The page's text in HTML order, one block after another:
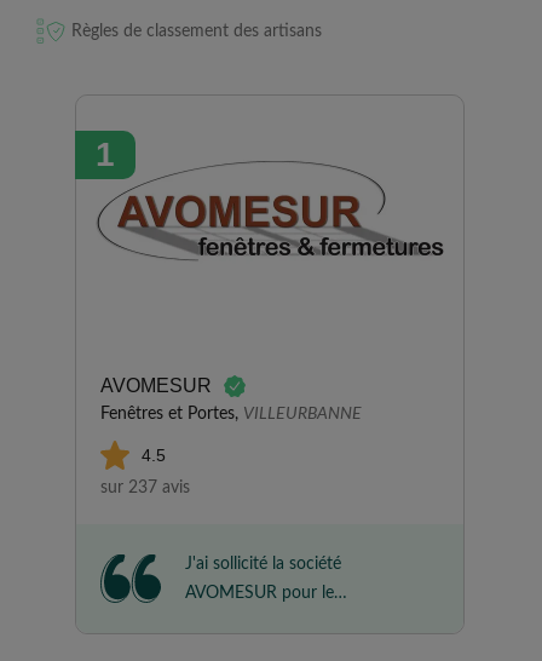
Règles de classement des artisans
1
AVOMESUR
Fenêtres et Portes, VILLEURBANNE
4.5
sur 237 avis
J'ai sollicité la société
AVOMESUR pour le